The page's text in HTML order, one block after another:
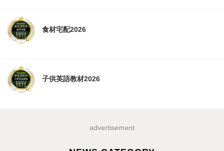
食材宅配2026
子供英語教材2026
advertisement